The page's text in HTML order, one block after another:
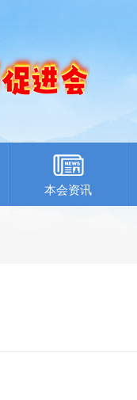
本会资讯